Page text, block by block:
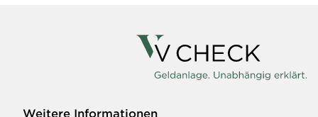
Weitere Informationen